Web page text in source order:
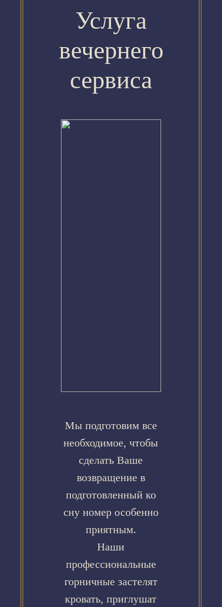
Услуга
вечернего
сервиса
Мы подготовим все
необходимое, чтобы
сделать Ваше
возвращение в
подготовленный ко
сну номер особенно
приятным.
Наши
профессиональные
горничные застелят
кровать, приглушат